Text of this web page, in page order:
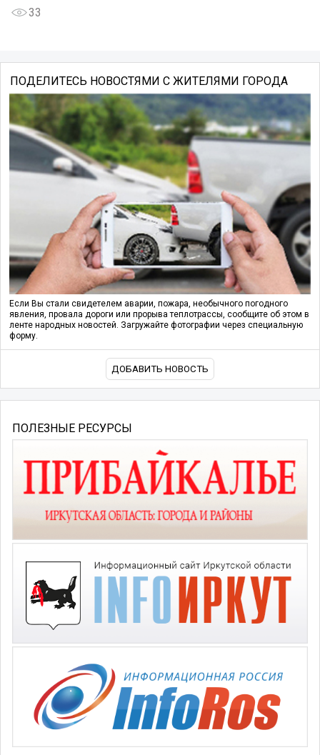
33
ПОДЕЛИТЕСЬ НОВОСТЯМИ С ЖИТЕЛЯМИ ГОРОДА
Если Вы стали свидетелем аварии, пожара, необычного погодного
явления, провала дороги или прорыва теплотрассы, сообщите об этом в
ленте народных новостей. Загружайте фотографии через специальную
форму.
ДОБАВИТЬ НОВОСТЬ
ПОЛЕЗНЫЕ РЕСУРСЫ